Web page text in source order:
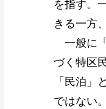
を指す。
きる一方
一般に
づく特区
「民泊」
ではない。